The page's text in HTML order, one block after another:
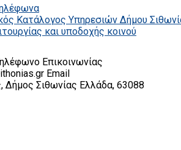
Κατάλογος Υπηρεσιών Δήμου
και υποδοχής κοινού
Επικοινωνίας
Email
Δήμος Σιθωνίας Ελλάδα, 63088